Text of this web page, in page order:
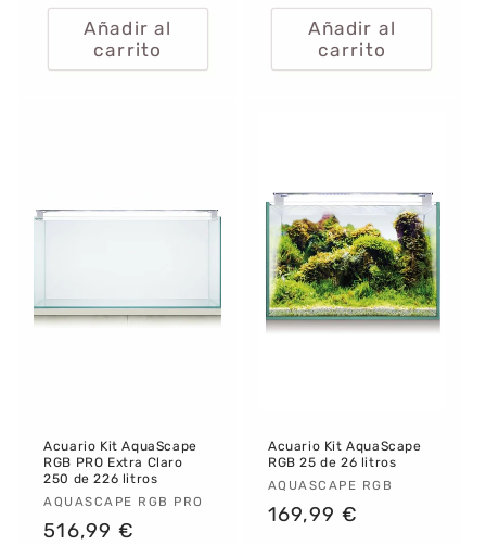
habitual
Añadir al
carrito
habitual
Añadir al
carrito
Acuario Kit AquaScape
RGB PRO Extra Claro
250 de 226 litros
Proveedor:
AQUASCAPE RGB PRO
Precio
516,99 €
Acuario Kit AquaScape
RGB 25 de 26 litros
Proveedor:
AQUASCAPE RGB
Precio
169,99 €